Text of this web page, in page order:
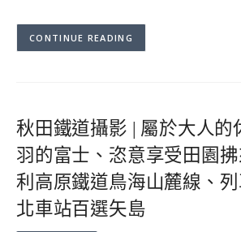
CONTINUE READING
秋田鐵道攝影 | 屬於大人的
羽的富士、恣意享受田園
利高原鐵道鳥海山麓線、
北車站百選矢島